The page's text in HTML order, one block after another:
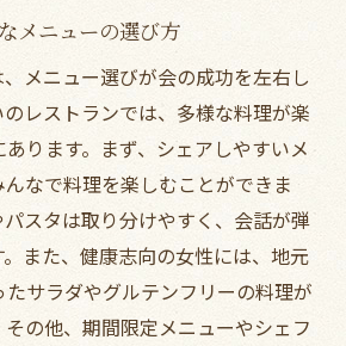
メニューの選び方
メニュー選びが会の成功を左右し
レストランでは、多様な料理が楽
ります。まず、シェアしやすいメ
なで料理を楽しむことができま
スタは取り分けやすく、会話が弾
また、健康志向の女性には、地元
サラダやグルテンフリーの料理が
の他、期間限定メニューやシェフ